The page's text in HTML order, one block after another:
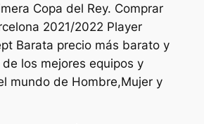
Copa del Rey. Comprar
2021/2022 Player
Barata precio más barato y
los mejores equipos y
mundo de Hombre,Mujer y